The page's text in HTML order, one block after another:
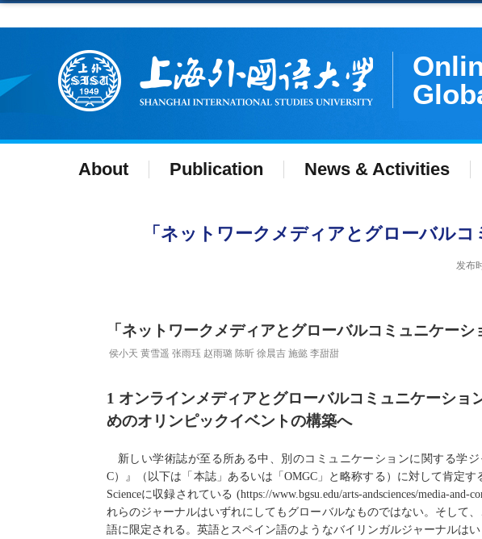
About Publication News & Activities
「ネットワークメディアとグローバル
发布
「ネットワークメディアとグローバルコミュニケーシ
侯小天 黄雪遥 张雨珏 赵雨璐 陈昕 徐晨吉 施懿 李甜甜
1 オンラインメディアとグローバルコミュニケーシ
めのオリンピックイベントの構築へ
新しい学術誌が至る所ある中、別のコミュニケーションに関する学
C）』 （以下は「本誌」あるいは「OMGC 」と略称する）に対して肯定
Scienceに収録されている (https://www.bgsu.edu/arts-andsciences/media-and-
れらのジャーナルはいずれにしてもグローバルなものではない。そして
語に限定される 。英語とスペイン語のようなバイリンガルジャーナルは